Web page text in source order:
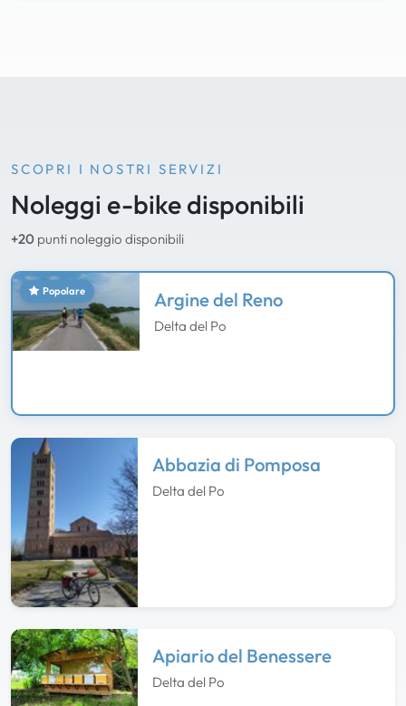
SCOPRI I NOSTRI SERVIZI
Noleggi e-bike disponibili
+20 punti noleggio disponibili
Popolare Argine del Reno
Delta del Po
Abbazia di Pomposa
Delta del Po
Apiario del Benessere
Delta del Po